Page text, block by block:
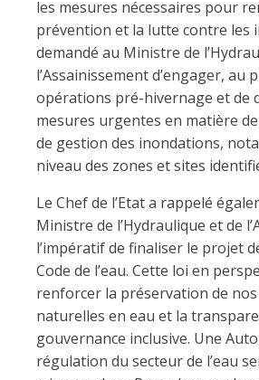
les mesures nécessaires pour
prévention et la lutte contre les
demandé au Ministre de
l’Assainissement d’engager, au
opérations pré-hivernage et de
mesures urgentes en matière
de gestion des inondations,
niveau des zones et sites
Le Chef de l’Etat a rappelé
Ministre de l’Hydraulique et de
l’impératif de finaliser le projet
Code de l’eau. Cette loi en
renforcer la préservation de
naturelles en eau et la
gouvernance inclusive. Une
régulation du secteur de l’eau